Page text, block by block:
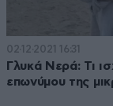
02·12·2021 16:31
Γλυκά Νερά: Τι
επωνύμου της